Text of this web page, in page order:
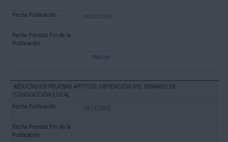
03/02/2026
Mostrar
RESULTADOS PRUEBAS APTITUD OBTENCIÓN DEL PERMISO DE
CONDUCCIÓN LOCAL
10/11/2025